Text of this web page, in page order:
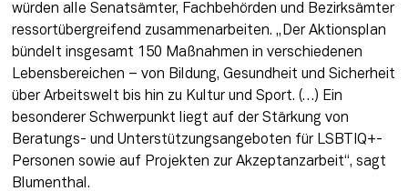
würden alle Senatsämter, Fachbehörden und Bezirksämter
ressortübergreifend zusammenarbeiten. „Der Aktionsplan
bündelt insgesamt 150 Maßnahmen in verschiedenen
Lebensbereichen – von Bildung, Gesundheit und Sicherheit
über Arbeitswelt bis hin zu Kultur und Sport. (…) Ein
besonderer Schwerpunkt liegt auf der Stärkung von
Beratungs- und Unterstützungsangeboten für LSBTIQ+-
Personen sowie auf Projekten zur Akzeptanzarbeit“, sagt
Blumenthal.